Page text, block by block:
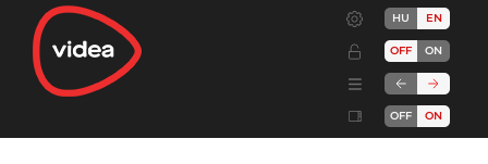
HU EN
OFF ON
OFF ON